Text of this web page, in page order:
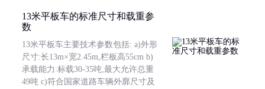
13米平板车的标准尺寸和载重参
数
13米平板车主要技术参数包括: a)外形
尺寸:长13m×宽2.45m,栏板高55cm b)
承载能力:标载30-35吨,最大允许总重
49吨 c)符合国家道路车辆外廓尺寸及